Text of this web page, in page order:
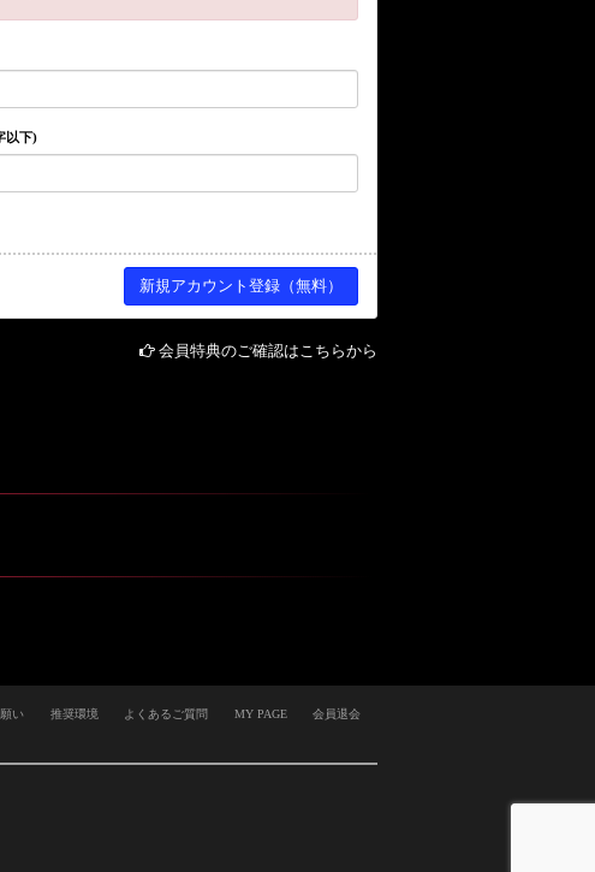
以下)
会員特典のご確認はこちらから
い 推奨環境 よくあるご質問 MY PAGE 会員退会